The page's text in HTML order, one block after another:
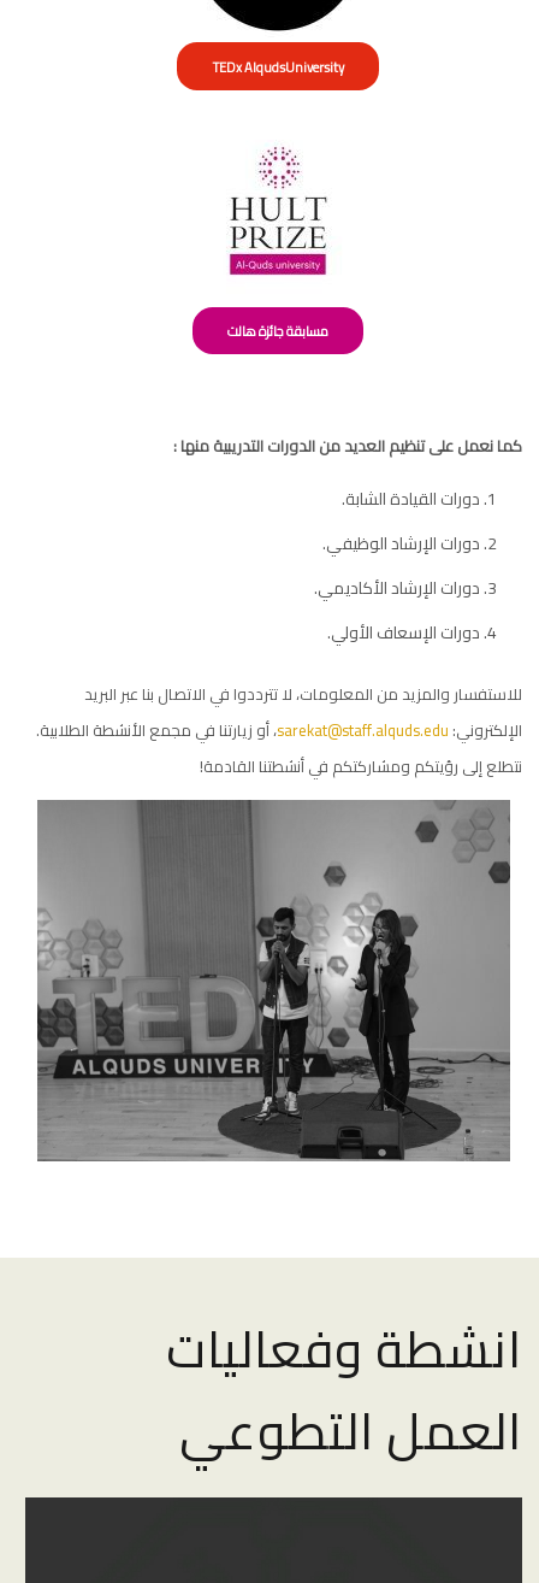
TEDx AlqudsUniversity
مسابقة جائزة هالت
كما نعمل على تنظيم العديد من الدورات التدريبية منها :
دورات القيادة الشابة.
دورات الإرشاد الوظيفي.
دورات الإرشاد الأكاديمي.
دورات الإسعاف الأولي.
للاستفسار والمزيد من المعلومات، لا تترددوا في الاتصال بنا عبر البريد
الإلكتروني: sarekat@staff.alquds.edu، أو زيارتنا في مجمع الأنشطة الطلابية.
نتطلع إلى رؤيتكم ومشاركتكم في أنشطتنا القادمة!
انشطة وفعاليات
العمل التطوعي